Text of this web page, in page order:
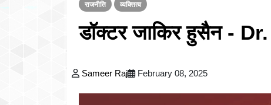
राजनीति व्यक्तित्व
डॉक्टर जाकिर हुसैन -
Sameer Raj February 08, 2025